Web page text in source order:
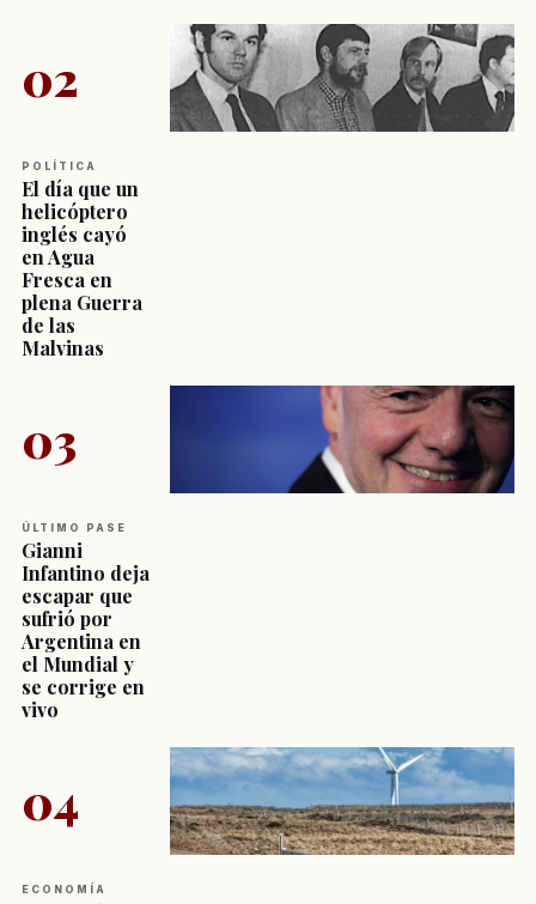
02
POLÍTICA
El día que un
helicóptero
inglés cayó
en Agua
Fresca en
plena Guerra
de las
Malvinas
03
ÚLTIMO PASE
Gianni
Infantino deja
escapar que
sufrió por
Argentina en
el Mundial y
se corrige en
vivo
04
ECONOMÍA